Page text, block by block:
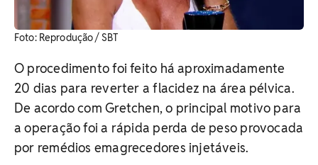
Foto: Reprodução / SBT
O procedimento foi feito há aproximadamente
20 dias para reverter a flacidez na área pélvica.
De acordo com Gretchen, o principal motivo para
a operação foi a rápida perda de peso provocada
por remédios emagrecedores injetáveis.